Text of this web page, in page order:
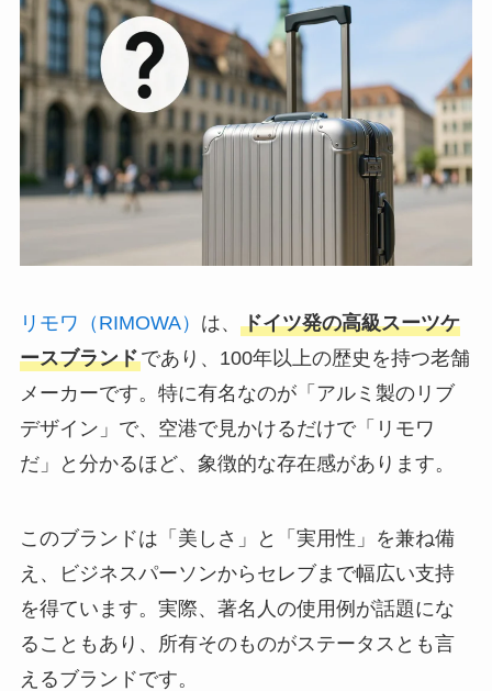
リモワ（RIMOWA） は、 ドイツ発の高級スーツケ
ースブランドであり、100年以上の歴史を持つ老舗
メーカーです。特に有名なのが「アルミ製のリブ
デザイン」で、空港で見かけるだけで「リモワ
だ」と分かるほど、象徴的な存在感があります。
このブランドは「美しさ」と「実用性」を兼ね備
え、ビジネスパーソンからセレブまで幅広い支持
を得ています。実際、著名人の使用例が話題にな
ることもあり、所有そのものがステータスとも言
えるブランドです。